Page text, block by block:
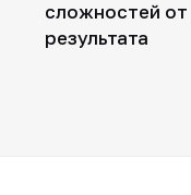
сложностей от
результата